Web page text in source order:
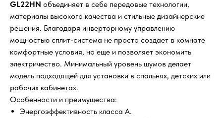
GL22HN объединяет в себе передовые технологии,
материалы высокого качества и стильные дизайнерские
решения. Благодаря инверторному управлению
мощностью сплит-система не просто создает в комнате
комфортные условия, но еще и позволяет экономить
электричество. Минимальный уровень шумов делает
модель подходящей для установки в спальнях, детских или
рабочих кабинетах.
Особенности и преимущества:
Энергоэффективность класса А.